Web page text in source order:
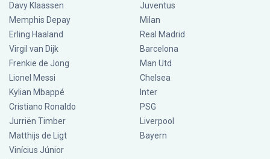
Davy Klaassen
Memphis Depay
Erling Haaland
Virgil van Dijk
Frenkie de Jong
Lionel Messi
Kylian Mbappé
Cristiano Ronaldo
Jurriën Timber
Matthijs de Ligt
Vinícius Júnior
Juventus
Milan
Real Madrid
Barcelona
Man Utd
Chelsea
Inter
PSG
Liverpool
Bayern